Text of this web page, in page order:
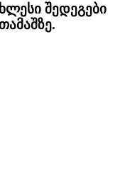
შედეგები